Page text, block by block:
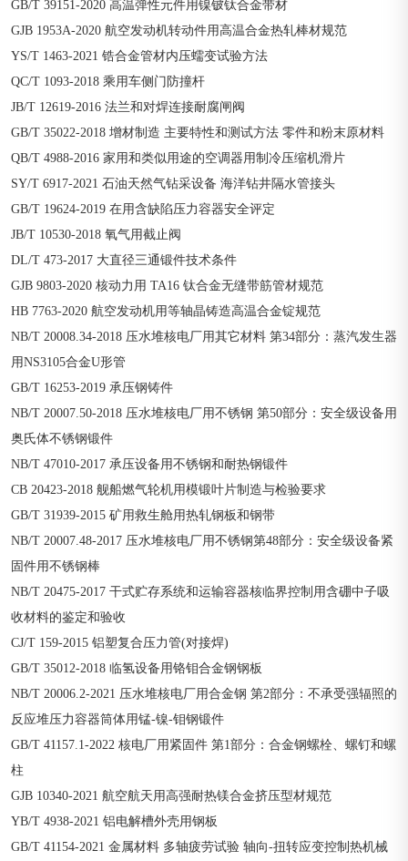
GB/T 39151-2020 高温弹性元件用镍铍钛合金带材
GJB 1953A-2020 航空发动机转动件用高温合金热轧棒材规范
YS/T 1463-2021 锆合金管材内压蠕变试验方法
QC/T 1093-2018 乘用车侧门防撞杆
JB/T 12619-2016 法兰和对焊连接耐腐闸阀
GB/T 35022-2018 增材制造 主要特性和测试方法 零件和粉末原材料
QB/T 4988-2016 家用和类似用途的空调器用制冷压缩机滑片
SY/T 6917-2021 石油天然气钻采设备 海洋钻井隔水管接头
GB/T 19624-2019 在用含缺陷压力容器安全评定
JB/T 10530-2018 氧气用截止阀
DL/T 473-2017 大直径三通锻件技术条件
GJB 9803-2020 核动力用 TA16 钛合金无缝带筋管材规范
HB 7763-2020 航空发动机用等轴晶铸造高温合金锭规范
NB/T 20008.34-2018 压水堆核电厂用其它材料 第34部分：蒸汽发生器
用NS3105合金U形管
GB/T 16253-2019 承压钢铸件
NB/T 20007.50-2018 压水堆核电厂用不锈钢 第50部分：安全级设备用
奥氏体不锈钢锻件
NB/T 47010-2017 承压设备用不锈钢和耐热钢锻件
CB 20423-2018 舰船燃气轮机用模锻叶片制造与检验要求
GB/T 31939-2015 矿用救生舱用热轧钢板和钢带
NB/T 20007.48-2017 压水堆核电厂用不锈钢第48部分：安全级设备紧
固件用不锈钢棒
NB/T 20475-2017 干式贮存系统和运输容器核临界控制用含硼中子吸
收材料的鉴定和验收
CJ/T 159-2015 铝塑复合压力管(对接焊)
GB/T 35012-2018 临氢设备用铬钼合金钢钢板
NB/T 20006.2-2021 压水堆核电厂用合金钢 第2部分：不承受强辐照的
反应堆压力容器筒体用锰-镍-钼钢锻件
GB/T 41157.1-2022 核电厂用紧固件 第1部分：合金钢螺栓、螺钉和螺
柱
GJB 10340-2021 航空航天用高强耐热镁合金挤压型材规范
YB/T 4938-2021 铝电解槽外壳用钢板
GB/T 41154-2021 金属材料 多轴疲劳试验 轴向-扭转应变控制热机械